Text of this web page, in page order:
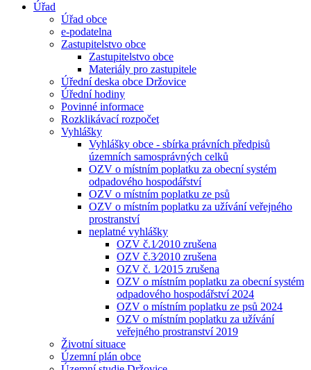
Úřad
Úřad obce
e-podatelna
Zastupitelstvo obce
Zastupitelstvo obce
Materiály pro zastupitele
Úřední deska obce Držovice
Úřední hodiny
Povinné informace
Rozklikávací rozpočet
Vyhlášky
Vyhlášky obce - sbírka právních předpisů
územních samosprávných celků
OZV o místním poplatku za obecní systém
odpadového hospodářství
OZV o místním poplatku ze psů
OZV o místním poplatku za užívání veřejného
prostranství
neplatné vyhlášky
OZV č.1⁄2010 zrušena
OZV č.3⁄2010 zrušena
OZV č. 1⁄2015 zrušena
OZV o místním poplatku za obecní systém
odpadového hospodářství 2024
OZV o místním poplatku ze psů 2024
OZV o místním poplatku za užívání
veřejného prostranství 2019
Životní situace
Územní plán obce